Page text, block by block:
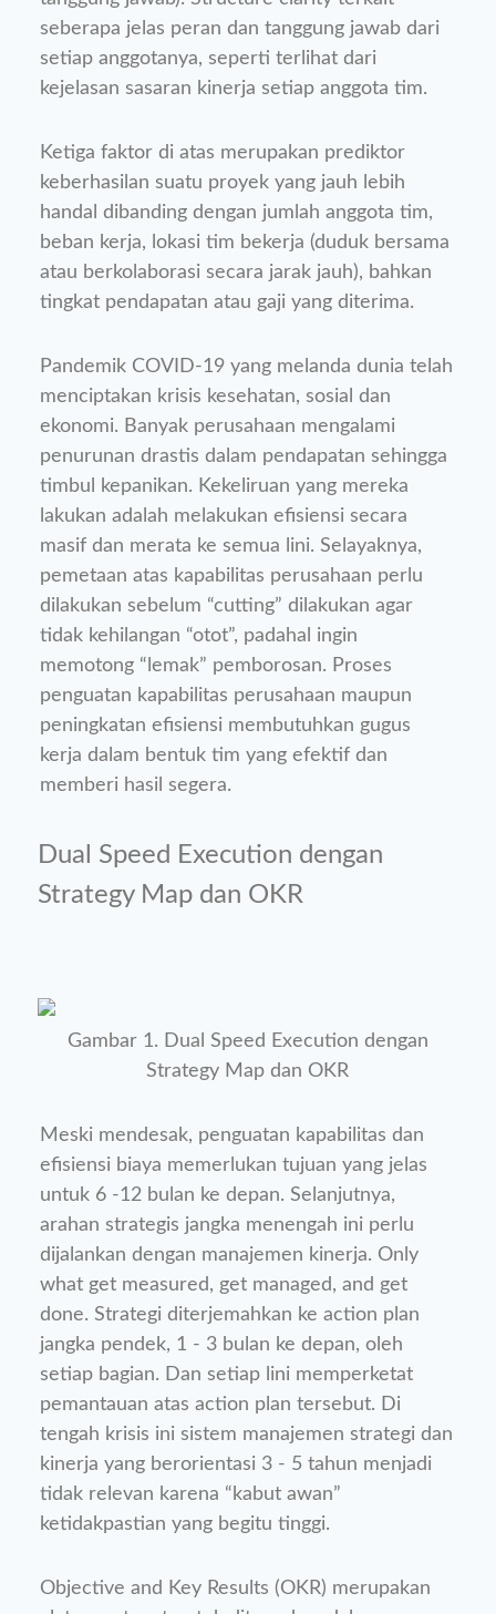
seberapa jelas peran dan tanggung jawab dari
setiap anggotanya, seperti terlihat dari
kejelasan sasaran kinerja setiap anggota tim.
Ketiga faktor di atas merupakan prediktor
keberhasilan suatu proyek yang jauh lebih
handal dibanding dengan jumlah anggota tim,
beban kerja, lokasi tim bekerja (duduk bersama
atau berkolaborasi secara jarak jauh), bahkan
tingkat pendapatan atau gaji yang diterima.
Pandemik COVID-19 yang melanda dunia telah
menciptakan krisis kesehatan, sosial dan
ekonomi. Banyak perusahaan mengalami
penurunan drastis dalam pendapatan sehingga
timbul kepanikan. Kekeliruan yang mereka
lakukan adalah melakukan efisiensi secara
masif dan merata ke semua lini. Selayaknya,
pemetaan atas kapabilitas perusahaan perlu
dilakukan sebelum “cutting” dilakukan agar
tidak kehilangan “otot”, padahal ingin
memotong “lemak” pemborosan. Proses
penguatan kapabilitas perusahaan maupun
peningkatan efisiensi membutuhkan gugus
kerja dalam bentuk tim yang efektif dan
memberi hasil segera.
Dual Speed Execution dengan
Strategy Map dan OKR
Gambar 1. Dual Speed Execution dengan
Strategy Map dan OKR
Meski mendesak, penguatan kapabilitas dan
efisiensi biaya memerlukan tujuan yang jelas
untuk 6 -12 bulan ke depan. Selanjutnya,
arahan strategis jangka menengah ini perlu
dijalankan dengan manajemen kinerja. Only
what get measured, get managed, and get
done. Strategi diterjemahkan ke action plan
jangka pendek, 1 - 3 bulan ke depan, oleh
setiap bagian. Dan setiap lini memperketat
pemantauan atas action plan tersebut. Di
tengah krisis ini sistem manajemen strategi dan
kinerja yang berorientasi 3 - 5 tahun menjadi
tidak relevan karena “kabut awan”
ketidakpastian yang begitu tinggi.
Objective and Key Results (OKR) merupakan